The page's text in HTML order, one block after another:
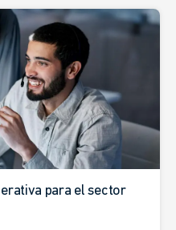
para el sector